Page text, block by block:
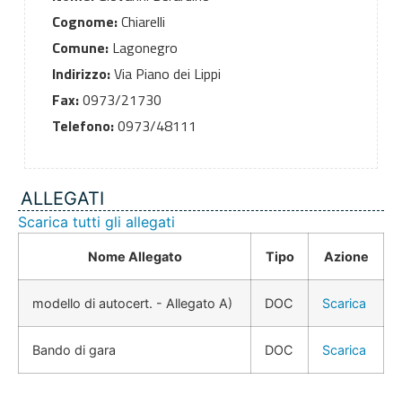
Cognome:Chiarelli
Comune:Lagonegro
Indirizzo:Via Piano dei Lippi
Fax:0973/21730
Telefono:0973/48111
ALLEGATI
Scarica tutti gli allegati
Nome Allegato Tipo Azione
modello di autocert. - Allegato A) DOC Scarica
Bando di gara DOC Scarica